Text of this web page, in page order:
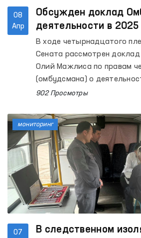
08
Апр
Обсужден доклад
деятельности в 2025
В ходе четырнадцатого
Сената рассмотрен доклад
Олий Мажлиса по правам
(омбудсмана) о
902 Просмотры
07
В следственном
мониторинг